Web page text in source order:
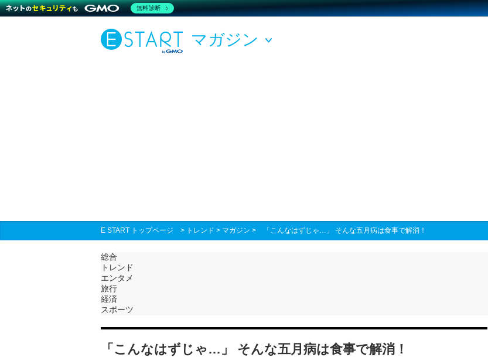
マガジン
E START トップページ > トレンド > マガジン > 「こんなはずじゃ…」 そんな五月病は食事で解消！
総合
トレンド
エンタメ
旅行
経済
スポーツ
「こんなはずじゃ…」 そんな五月病は食事で解消！
無料診断